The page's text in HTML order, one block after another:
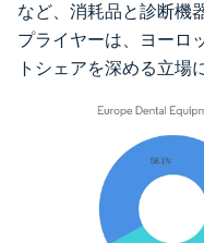
など、消耗品と診断機
プライヤーは、ヨーロ
トシェアを深める立場